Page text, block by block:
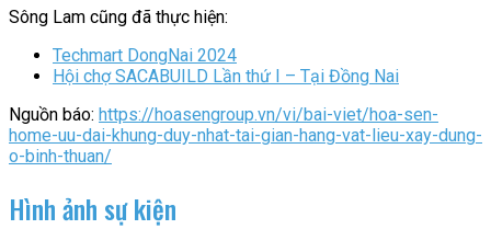
Sông Lam cũng đã thực hiện:
Techmart DongNai 2024
Hội chợ SACABUILD Lần thứ I – Tại Đồng Nai
Nguồn báo: https://hoasengroup.vn/vi/bai-viet/hoa-sen-
home-uu-dai-khung-duy-nhat-tai-gian-hang-vat-lieu-xay-dung-
o-binh-thuan/
Hình ảnh sự kiện